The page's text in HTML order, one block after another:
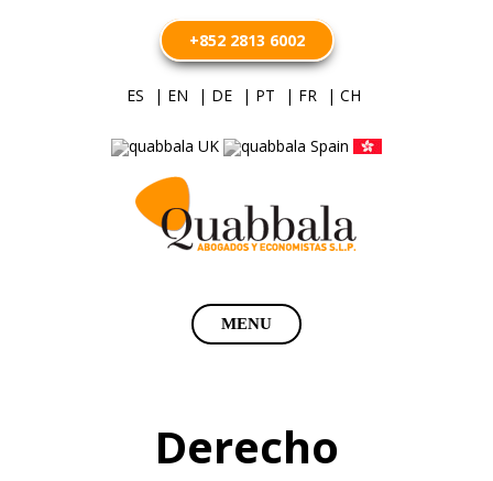
+852 2813 6002
ES | EN | DE | PT | FR | CH
MENU
Derecho